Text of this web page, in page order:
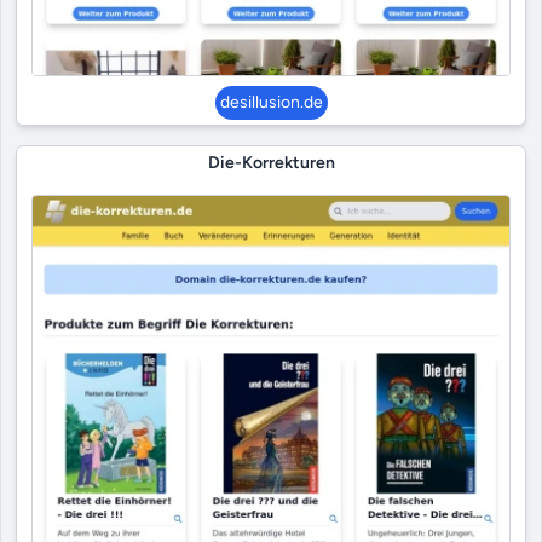
desillusion.de
Die-Korrekturen